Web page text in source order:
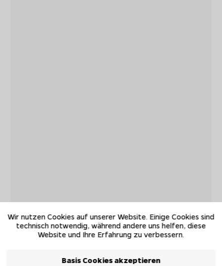
Wir nutzen Cookies auf unserer Website. Einige Cookies sind
technisch notwendig, während andere uns helfen, diese
Website und Ihre Erfahrung zu verbessern.
Basis Cookies akzeptieren